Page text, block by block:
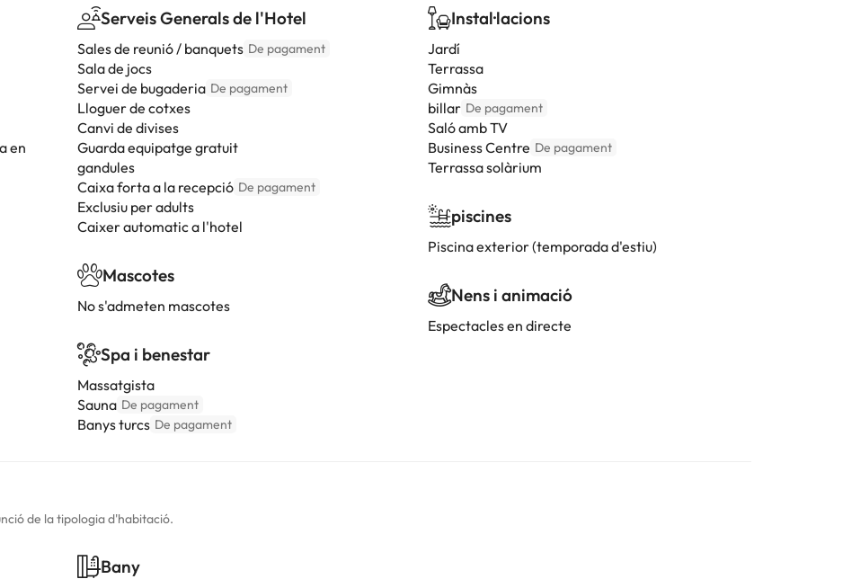
en
Serveis Generals de l'Hotel
Sales de reunió / banquets De pagament
Sala de jocs
Servei de bugaderia De pagament
Lloguer de cotxes
Canvi de divises
Guarda equipatge gratuit
gandules
Caixa forta a la recepció De pagament
Exclusiu per adults
Caixer automatic a l'hotel
Mascotes
No s'admeten mascotes
Spa i benestar
Massatgista
Sauna De pagament
Banys turcs De pagament
Instal·lacions
Jardí
Terrassa
Gimnàs
billar De pagament
Saló amb TV
Business Centre De pagament
Terrassa solàrium
piscines
Piscina exterior (temporada d'estiu)
Nens i animació
Espectacles en directe
de la tipologia d'habitació.
Bany